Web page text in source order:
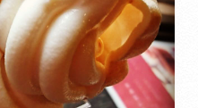
いて
翻訳サービス［
導入しています。